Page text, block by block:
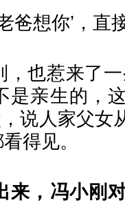
爸想你’，直
，也惹来了
是亲生的，
说人家父女
得见。
来，冯小刚